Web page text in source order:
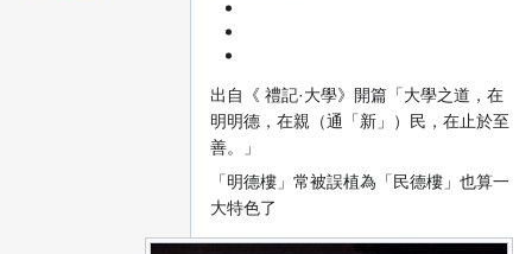
出自《 禮記·大學》開篇「大學之道，在
明明德，在親（通「新」）民，在止於至
善。」
「明德樓」常被誤植為「民德樓」也算一
大特色了